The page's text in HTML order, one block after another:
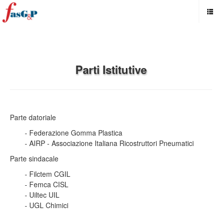
Parti Istitutive
Parte datoriale
- Federazione Gomma Plastica
- AIRP - Associazione Italiana Ricostruttori Pneumatici
Parte sindacale
- Filctem CGIL
- Femca CISL
- Uiltec UIL
- UGL Chimici